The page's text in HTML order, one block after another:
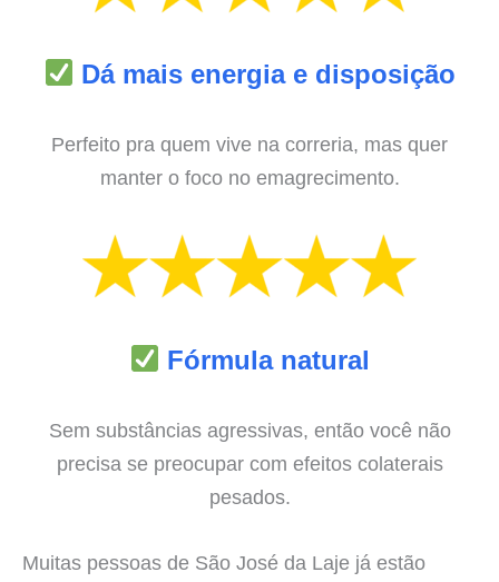
Dá mais energia e disposição
Perfeito pra quem vive na correria, mas quer
manter o foco no emagrecimento.
Fórmula natural
Sem substâncias agressivas, então você não
precisa se preocupar com efeitos colaterais
pesados.
Muitas pessoas de São José da Laje já estão